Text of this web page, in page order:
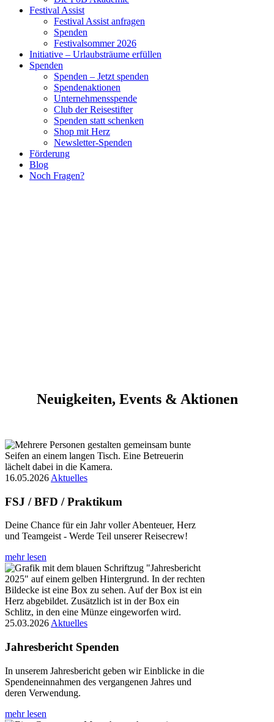
Festival Assist
Festival Assist anfragen
Spenden
Festivalsommer 2026
Initiative – Urlaubsträume erfüllen
Spenden
Spenden – Jetzt spenden
Spendenaktionen
Unternehmensspende
Club der Reisestifter
Spenden statt schenken
Shop mit Herz
Newsletter-Spenden
Förderung
Blog
Noch Fragen?
Neuigkeiten, Events & Aktionen
16.05.2026 Aktuelles
FSJ / BFD / Praktikum
Deine Chance für ein Jahr voller Abenteuer, Herz
und Teamgeist - Werde Teil unserer Reisecrew!
mehr lesen
25.03.2026 Aktuelles
Jahresbericht Spenden
In unserem Jahresbericht geben wir Einblicke in die
Spendeneinnahmen des vergangenen Jahres und
deren Verwendung.
mehr lesen